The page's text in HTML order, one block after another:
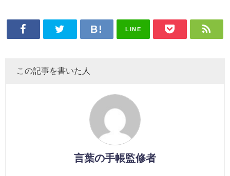
LINE
この記事を書いた人
言葉の手帳監修者